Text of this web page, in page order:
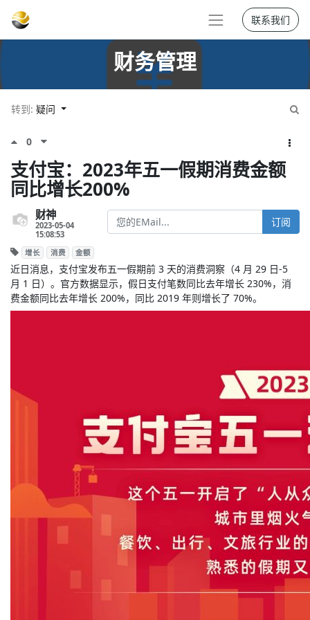
联系我们
财务管理
转到: 疑问
0
支付宝：2023年五一假期消费金额
同比增长200%
财神
2023-05-04
15:08:53
订阅
增长 消费 金额
近日消息，支付宝发布五一假期前 3 天的消费洞察（4 月 29 日-5
月 1 日）。官方数据显示，假日支付笔数同比去年增长 230%，消
费金额同比去年增长 200%，同比 2019 年则增长了 70%。